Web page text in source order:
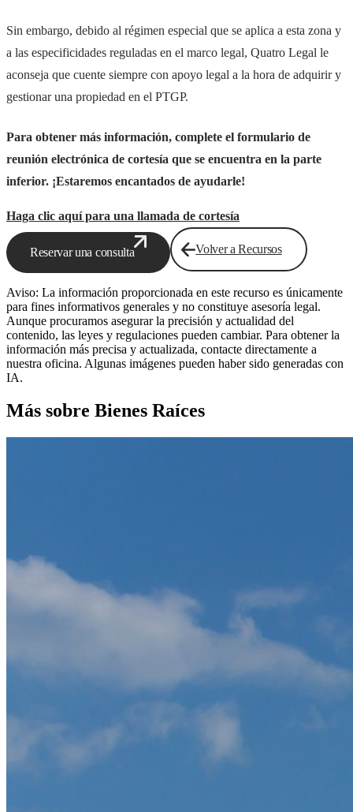
Sin embargo, debido al régimen especial que se aplica a esta zona y
a las especificidades reguladas en el marco legal, Quatro Legal le
aconseja que cuente siempre con apoyo legal a la hora de adquirir y
gestionar una propiedad en el PTGP.
Para obtener más información, complete el formulario de
reunión electrónica de cortesía que se encuentra en la parte
inferior. ¡Estaremos encantados de ayudarle!
Haga clic aquí para una llamada de cortesía
Reservar una consulta Volver a Recursos
Aviso: La información proporcionada en este recurso es únicamente
para fines informativos generales y no constituye asesoría legal.
Aunque procuramos asegurar la precisión y actualidad del
contenido, las leyes y regulaciones pueden cambiar. Para obtener la
información más precisa y actualizada, contacte directamente a
nuestra oficina. Algunas imágenes pueden haber sido generadas con
IA.
Más sobre Bienes Raíces